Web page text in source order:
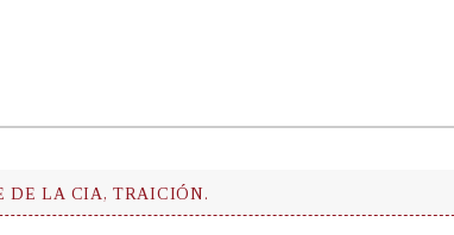
DE LA CIA, TRAICIÓN.